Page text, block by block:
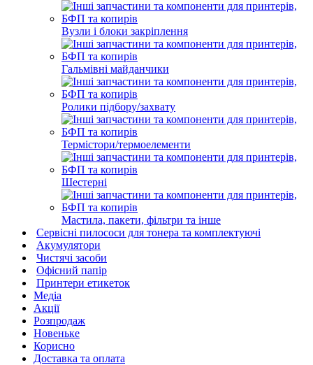
Вузли і блоки закріплення
Гальмівні майданчики
Ролики підбору/захвату
Термістори/термоелементи
Шестерні
Мастила, пакети, фільтри та інше
Сервісні пилососи для тонера та комплектуючі
Акумулятори
Чистячі засоби
Офісний папір
Принтери етикеток
Медіа
Акції
Розпродаж
Новеньке
Корисно
Доставка та оплата